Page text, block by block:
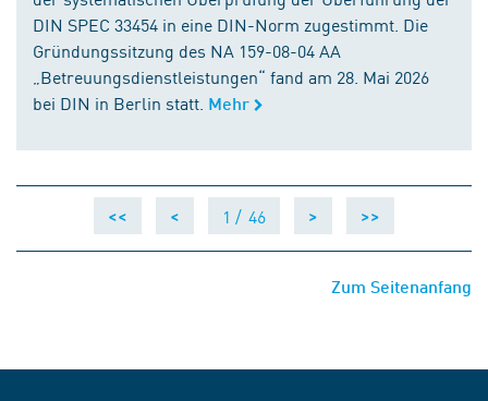
DIN SPEC 33454 in eine DIN-Norm zugestimmt. Die
Gründungssitzung des NA 159-08-04 AA
„Betreuungsdienstleistungen“ fand am 28. Mai 2026
bei DIN in Berlin statt. Mehr
<< < 1 / 46 > >>
Zum Seitenanfang